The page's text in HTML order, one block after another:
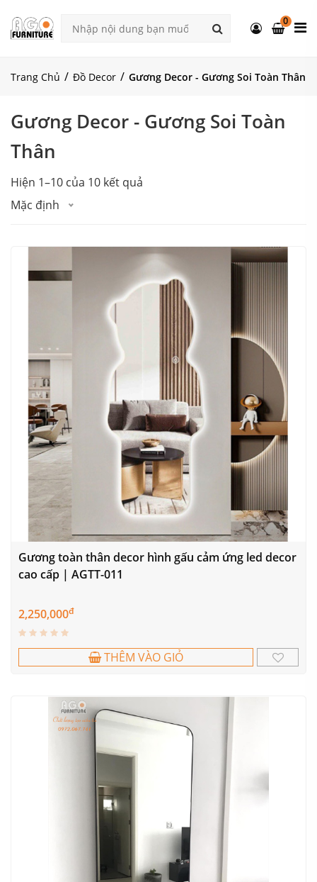
0
Trang Chủ Đồ Decor Gương Decor - Gương Soi Toàn Thân
Gương Decor - Gương Soi Toàn
Thân
Hiện 1–10 của 10 kết quả
Mặc định
Gương toàn thân decor hình gấu cảm ứng led decor
cao cấp | AGTT-011
2,250,000đ
THÊM VÀO GIỎ